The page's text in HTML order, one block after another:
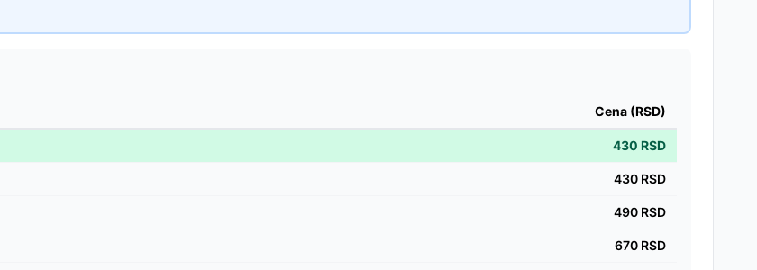
Cena (RSD)
430 RSD
430 RSD
490 RSD
670 RSD